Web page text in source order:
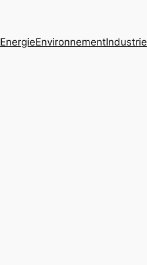
EnergieEnvironnementIndustrie